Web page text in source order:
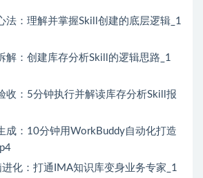
法：理解并掌握Skill创建的底层逻辑_1
解：创建库存分析Skill的逻辑思路_1
收：5分钟执行并解读库存分析Skill报
成：10分钟用WorkBuddy自动化打造
化：打通IMA知识库变身业务专家_1